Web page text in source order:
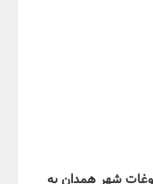
سوغات شهر همدان به